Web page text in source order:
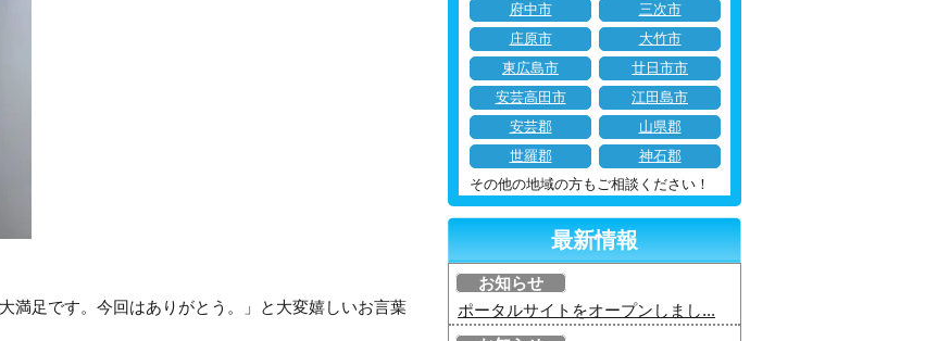
満足です。今回はありがとう。」と大変嬉しいお言葉
府中市
三次市
庄原市
大竹市
東広島市
廿日市市
安芸高田市
江田島市
安芸郡
山県郡
世羅郡
神石郡
その他の地域の方もご相談ください！
最新情報
お知らせ
ポータルサイトをオープンしまし...